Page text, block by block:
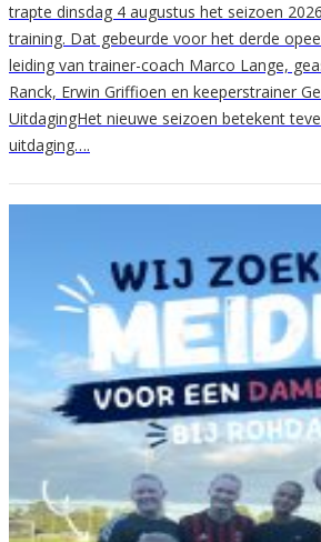
trapte dinsdag 4 augustus het seizoen
training. Dat gebeurde voor het derde
leiding van trainer-coach Marco Lange,
Ranck, Erwin Griffioen en keeperstrainer
UitdagingHet nieuwe seizoen betekent
uitdaging….